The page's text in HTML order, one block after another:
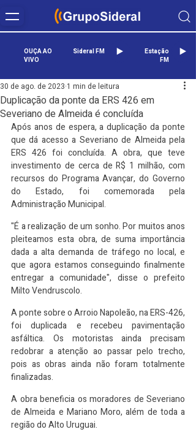
OUÇA AO
VIVO
Sideral FM
Estação
FM
Duplicação da ponte da ERS 426 em
Severiano de Almeida é concluída
30 de ago. de 2023 1 min de leitura
Após anos de espera, a duplicação da ponte
que dá acesso a Severiano de Almeida pela
ERS 426 foi concluída. A obra, que teve
investimento de cerca de R$ 1 milhão, com
recursos do Programa Avançar, do Governo
do Estado, foi comemorada pela
Administração Municipal.
"É a realização de um sonho. Por muitos anos
pleiteamos esta obra, de suma importância
dada a alta demanda de tráfego no local, e
que agora estamos conseguindo finalmente
entregar a comunidade", disse o prefeito
Milto Vendruscolo.
A ponte sobre o Arroio Napoleão, na ERS-426,
foi duplicada e recebeu pavimentação
asfáltica. Os motoristas ainda precisam
redobrar a atenção ao passar pelo trecho,
pois as obras ainda não foram totalmente
finalizadas.
A obra beneficia os moradores de Severiano
de Almeida e Mariano Moro, além de toda a
região do Alto Uruguai.